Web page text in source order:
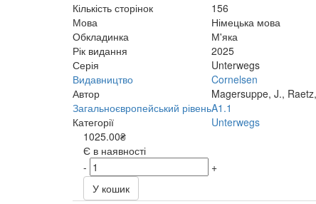
Кількість сторінок
156
Мова
Німецька мова
Обкладинка
М'яка
Рік видання
2025
Серія
Unterwegs
Видавництво
Cornelsen
Автор
Magersuppe, J.,
Загальноєвропейський рівеньA1.1
Категорії
Unterwegs
1025.00₴
Є в наявності
-
+
У кошик